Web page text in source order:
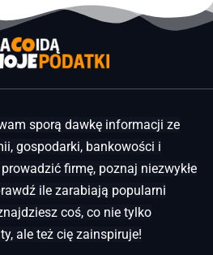
sporą dawkę informacji ze
gospodarki, bankowości i
firmę, poznaj niezwykłe
ile zarabiają popularni
coś, co nie tylko
ale też cię zainspiruje!